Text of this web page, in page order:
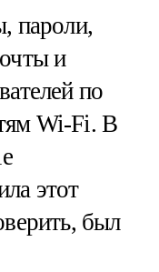
пароли,
и
по
Wi-Fi. В
этот
был